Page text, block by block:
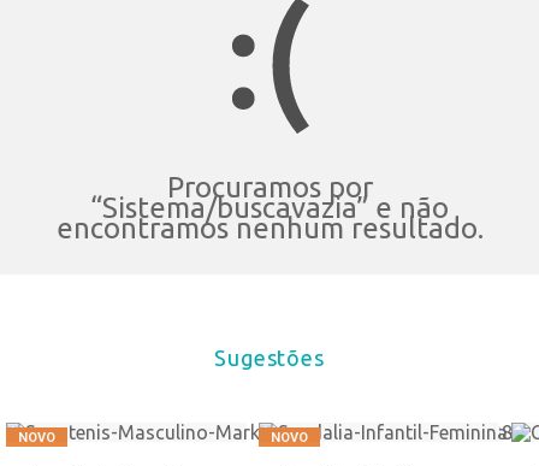
Procuramos por
“Sistema/buscavazia” e não
encontramos nenhum resultado.
Sugestões